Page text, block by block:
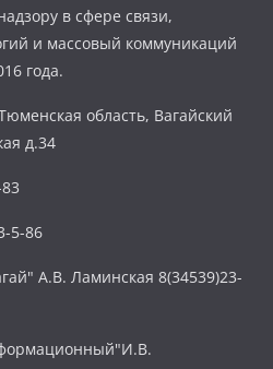
в сфере связи,
и массовый коммуникаций
года.
область, Вагайский
д.34
5-86
А.В. Ламинская 8(34539)23-